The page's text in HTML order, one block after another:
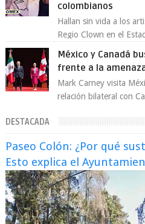
colombianos
Hallan sin vida a los
Regio Clown en el
México y Canadá
frente a la
Mark Carney visita
relación bilateral con
DESTACADA
Paseo Colón: ¿Por qué
Esto explica el